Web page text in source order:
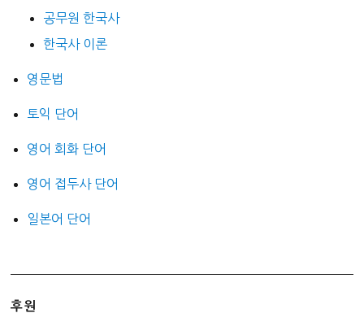
공무원 한국사
한국사 이론
영문법
토익 단어
영어 회화 단어
영어 접두사 단어
일본어 단어
후원